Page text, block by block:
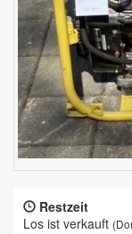
Restzeit
Los ist verkauft